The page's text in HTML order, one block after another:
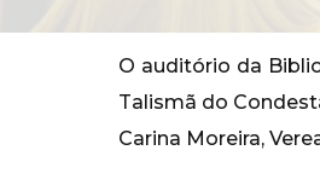
O auditório da
Talismã do
Carina Moreira,